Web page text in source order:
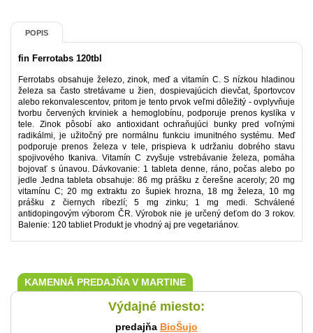
POPIS
fin Ferrotabs 120tbl
Ferrotabs obsahuje železo, zinok, meď a vitamín C. S nízkou hladinou
železa sa často stretávame u žien, dospievajúcich dievčat, športovcov
alebo rekonvalescentov, pritom je tento prvok veľmi dôležitý - ovplyvňuje
tvorbu červených krviniek a hemoglobínu, podporuje prenos kyslíka v
tele. Zinok pôsobí ako antioxidant ochraňujúci bunky pred voľnými
radikálmi, je užitočný pre normálnu funkciu imunitného systému. Meď
podporuje prenos železa v tele, prispieva k udržaniu dobrého stavu
spojivového tkaniva. Vitamín C zvyšuje vstrebávanie železa, pomáha
bojovať s únavou. Dávkovanie: 1 tableta denne, ráno, počas alebo po
jedle Jedna tableta obsahuje: 86 mg prášku z čerešne aceroly; 20 mg
vitamínu C; 20 mg extraktu zo šupiek hrozna, 18 mg železa, 10 mg
prášku z čiernych ríbezlí; 5 mg zinku; 1 mg medi. Schválené
antidopingovým výborom ČR. Výrobok nie je určený deťom do 3 rokov.
Balenie: 120 tabliet Produkt je vhodný aj pre vegetariánov.
KAMENNÁ PREDAJŇA V MARTINE
Výdajné miesto:
predajňa BioŠujo